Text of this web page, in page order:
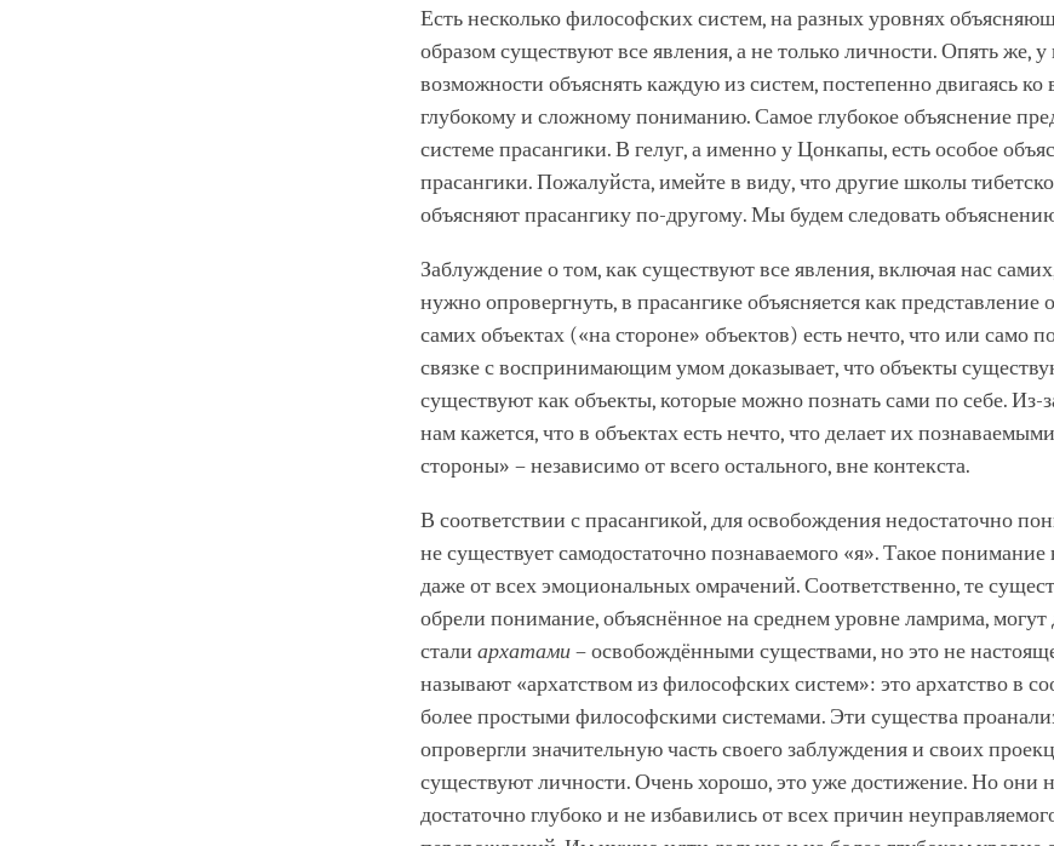
Есть несколько философских систем, на разных уровнях
образом существуют все явления, а не только личности. Опять же, у
возможности объяснять каждую из систем, постепенно двигаясь ко
глубокому и сложному пониманию. Самое глубокое объяснение
системе прасангики. В гелуг, а именно у Цонкапы, есть особое
прасангики. Пожалуйста, имейте в виду, что другие школы
объясняют прасангику по-другому. Мы будем следовать
Заблуждение о том, как существуют все явления, включая нас
нужно опровергнуть, в прасангике объясняется как представление
самих объектах («на стороне» объектов) есть нечто, что или само
связке с воспринимающим умом доказывает, что объекты
существуют как объекты, которые можно познать сами по себе. Из-
нам кажется, что в объектах есть нечто, что делает их
стороны» – независимо от всего остального, вне контекста.
В соответствии с прасангикой, для освобождения недостаточно
не существует самодостаточно познаваемого «я». Такое понимание
даже от всех эмоциональных омрачений. Соответственно, те
обрели понимание, объяснённое на среднем уровне ламрима, могут
стали архатами– освобождёнными существами, но это не
называют «архатством из философских систем»: это архатство в
более простыми философскими системами. Эти существа
опровергли значительную часть своего заблуждения и своих
существуют личности. Очень хорошо, это уже достижение. Но они
достаточно глубоко и не избавились от всех причин